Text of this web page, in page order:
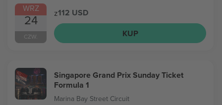
WRZ
24
CZW.
z112 USD
KUP
Singapore Grand Prix Sunday Ticket
Formula 1
Marina Bay Street Circuit